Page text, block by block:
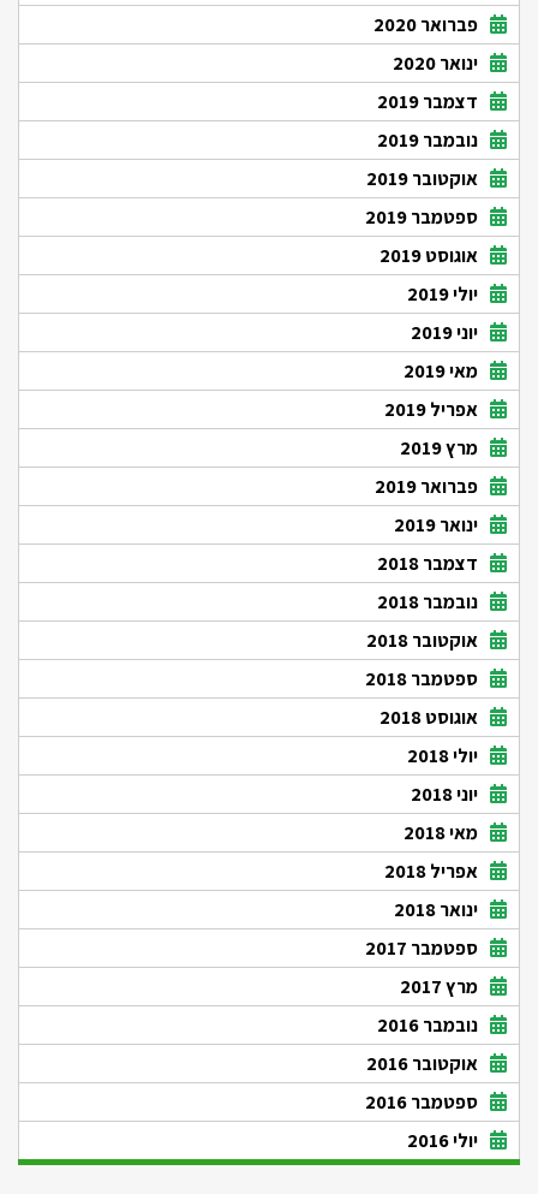
פברואר 2020
ינואר 2020
דצמבר 2019
נובמבר 2019
אוקטובר 2019
ספטמבר 2019
אוגוסט 2019
יולי 2019
יוני 2019
מאי 2019
אפריל 2019
מרץ 2019
פברואר 2019
ינואר 2019
דצמבר 2018
נובמבר 2018
אוקטובר 2018
ספטמבר 2018
אוגוסט 2018
יולי 2018
יוני 2018
מאי 2018
אפריל 2018
ינואר 2018
ספטמבר 2017
מרץ 2017
נובמבר 2016
אוקטובר 2016
ספטמבר 2016
יולי 2016